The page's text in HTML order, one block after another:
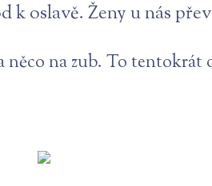
k oslavě. Ženy u nás
na zub. To tentokrát